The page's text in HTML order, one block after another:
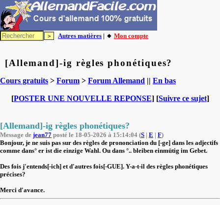
Autres matières | 🔸 Mon compte
[Allemand]-ig règles phonétiques?
Cours gratuits > Forum > Forum Allemand || En bas
[POSTER UNE NOUVELLE REPONSE] [Suivre ce sujet]
[Allemand]-ig règles phonétiques?
Message de jean77 posté le 18-05-2026 à 15:14:04 (S | E | F)
Bonjour, je ne suis pas sur des règles de prononciation du [-ge] dans les adjectifs
comme dans° er ist die einzige Wahl. Ou dans °.. bleiben einmütig im Gebet.
Des fois j'entends[-ich] et d'autres fois[-GUE]. Y-a-t-il des règles phonétiques
précises?
Merci d'avance.